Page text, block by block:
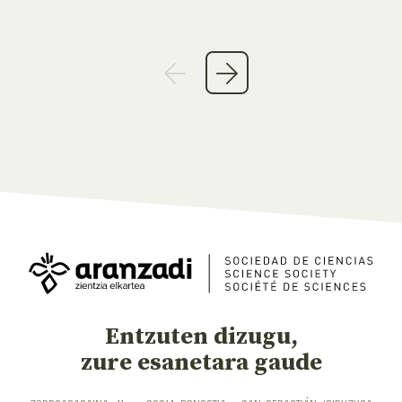
Entzuten dizugu,
zure esanetara gaude